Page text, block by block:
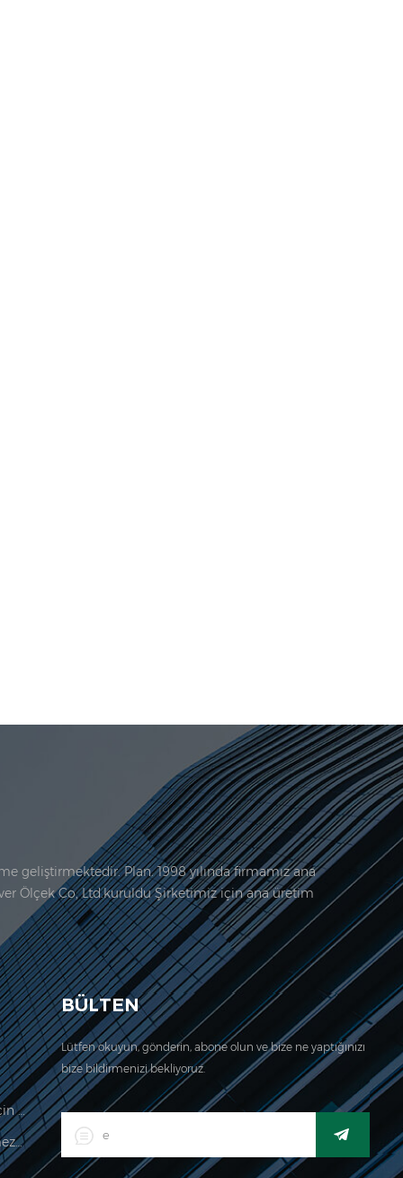
geliştirmektedir. Plan. 1998 yılında firmamız ana
Ölçek Co, Ltd.kuruldu Şirketimiz için ana üretim
Sertifika.
Fiyat Hesaplama Ölçeği Ticaret İçin Yasal
LED Dijital Endüstriyel Su Geçirmez Tartı Göstergesi
BÜLTEN
Lütfen okuyun, gönderin, abone olun ve bize ne yaptığınızı
bize bildirmenizi bekliyoruz.